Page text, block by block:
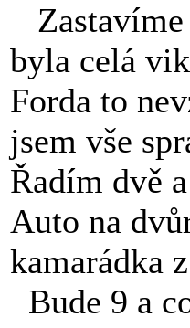
byla celá
Forda to
jsem vše
Řadím dvě
Auto na
kamarádka
Bude 9 a